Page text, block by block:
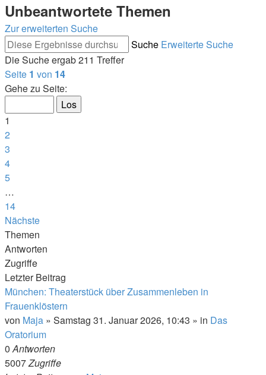
Unbeantwortete Themen
Zur erweiterten Suche
Suche Erweiterte Suche
Die Suche ergab 211 Treffer
Seite 1 von 14
Gehe zu Seite:
1
2
3
4
5
…
14
Nächste
Themen
Antworten
Zugriffe
Letzter Beitrag
München: Theaterstück über Zusammenleben in
Frauenklöstern
von Maja » Samstag 31. Januar 2026, 10:43 » in Das
Oratorium
0Antworten
5007Zugriffe